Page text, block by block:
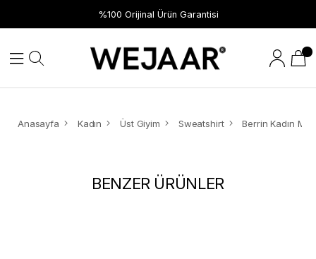
%100 Orijinal Ürün Garantisi
Anasayfa Kadın Üst Giyim Sweatshirt
BENZER ÜRÜNLER